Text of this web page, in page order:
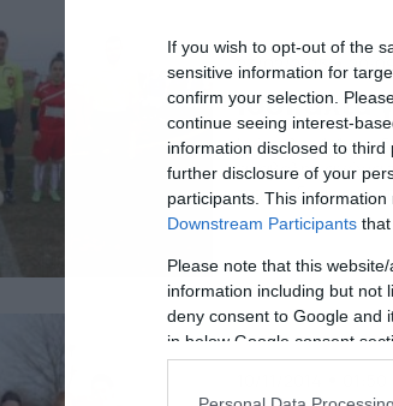
If you wish to opt-out of the
sensitive information for
confirm your selection.
continue seeing interest-
information disclosed to
further disclosure of your
participants. This
Downstream Participants
Please note that this
information including but not
deny consent to Google and
in below Google consent
23/02/2015
Ισοπαλία
Ισόπαλοι 1-1
αναβολής αγώνα
παιχνίδι με
ανεβάσουν τον
Μπουζδρου
Κατσαρού να